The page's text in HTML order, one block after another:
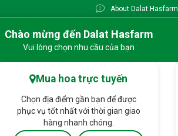
About Dalat Hasfarm
Chào mừng đến Dalat Hasfarm
Vui lòng chọn nhu cầu của bạn
Mua hoa trực tuyến
Chọn địa điểm gần bạn để được
phục vụ tốt nhất với thời gian giao
hàng nhanh chóng.